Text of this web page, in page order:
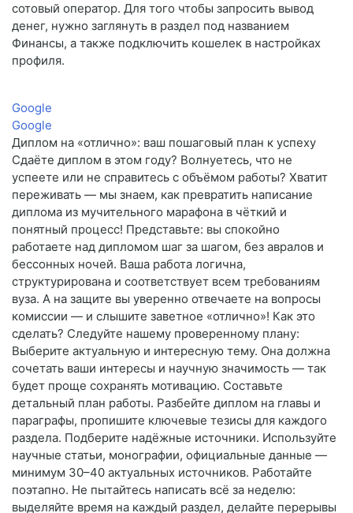
сотовый оператор. Для того чтобы запросить вывод
денег, нужно заглянуть в раздел под названием
Финансы, а также подключить кошелек в настройках
профиля.
Google
Google
Диплом на «отлично»: ваш пошаговый план к успеху
Сдаёте диплом в этом году? Волнуетесь, что не
успеете или не справитесь с объёмом работы? Хватит
переживать — мы знаем, как превратить написание
диплома из мучительного марафона в чёткий и
понятный процесс! Представьте: вы спокойно
работаете над дипломом шаг за шагом, без авралов и
бессонных ночей. Ваша работа логична,
структурирована и соответствует всем требованиям
вуза. А на защите вы уверенно отвечаете на вопросы
комиссии — и слышите заветное «отлично»! Как это
сделать? Следуйте нашему проверенному плану:
Выберите актуальную и интересную тему. Она должна
сочетать ваши интересы и научную значимость — так
будет проще сохранять мотивацию. Составьте
детальный план работы. Разбейте диплом на главы и
параграфы, пропишите ключевые тезисы для каждого
раздела. Подберите надёжные источники. Используйте
научные статьи, монографии, официальные данные —
минимум 30–40 актуальных источников. Работайте
поэтапно. Не пытайтесь написать всё за неделю:
выделяйте время на каждый раздел, делайте перерывы